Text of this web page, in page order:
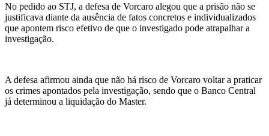
No pedido ao STJ, a defesa de Vorcaro alegou que a prisão não se
justificava diante da ausência de fatos concretos e individualizados
que apontem risco efetivo de que o investigado pode atrapalhar a
investigação.
A defesa afirmou ainda que não há risco de Vorcaro voltar a praticar
os crimes apontados pela investigação, sendo que o Banco Central
já determinou a liquidação do Master.